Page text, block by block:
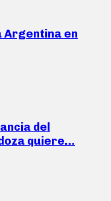
Argentina en
del
quiere…